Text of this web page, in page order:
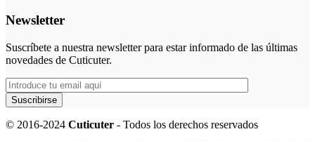
Newsletter
Suscríbete a nuestra newsletter para estar informado de las últimas
novedades de Cuticuter.
© 2016-2024 Cuticuter - Todos los derechos reservados